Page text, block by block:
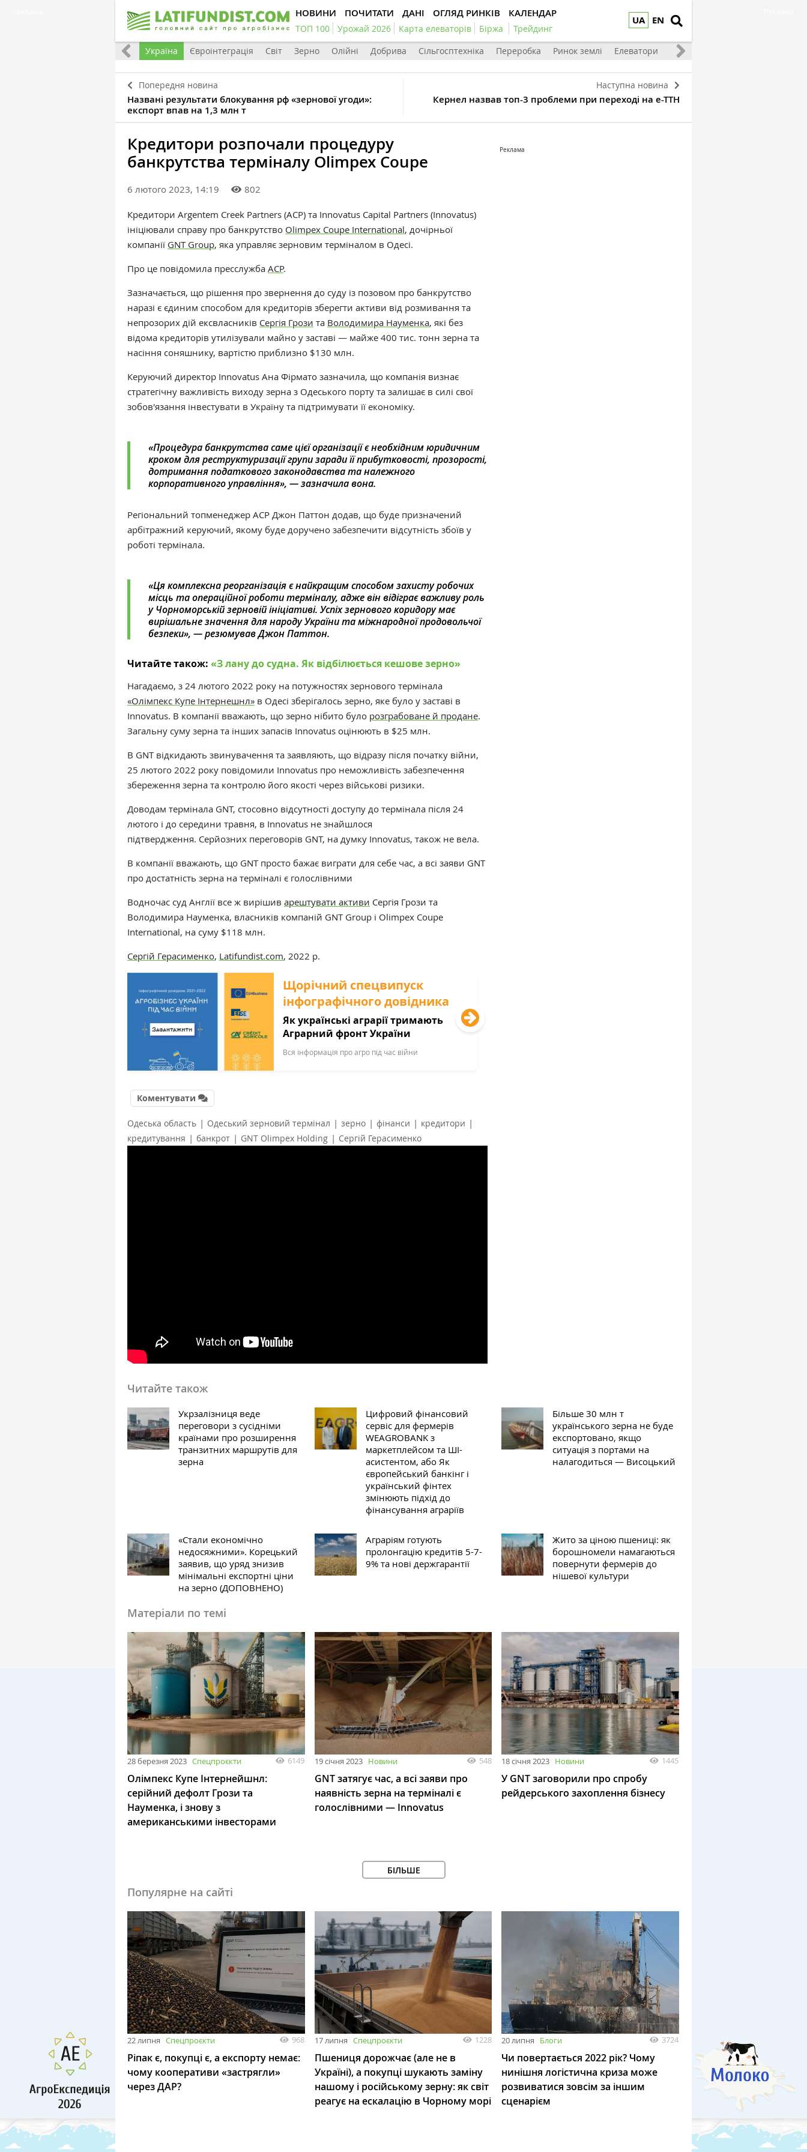
UA EN
НОВИНИ ПОЧИТАТИ ДАНІ ОГЛЯД РИНКІВ КАЛЕНДАР
ТОП 100 Урожай 2026 Карта елеваторів Біржа Трейдинг
Все Україна Євроінтеграція Світ Зерно Олійні Добрива Сільгосптехніка Переробка Ринок землі Елеватори Тваринництво
Попередня новина
Названі результати блокування рф «‎зернової угоди»‎:
експорт впав на 1,3 млн т
Наступна новина
Кернел назвав топ-3 проблеми при переході на е-ТТН
Кредитори розпочали процедуру
банкрутства терміналу Olimpex Coupe
6 лютого 2023, 14:19 802
Кредитори Argentem Creek Partners (ACP) та Innovatus Capital Partners (Innovatus)
ініціювали справу про банкрутство Olimpex Coupe International, дочірньої
компанії GNT Group, яка управляє зерновим терміналом в Одесі.
Про це повідомила пресслужба ACP.
Зазначається, що рішення про звернення до суду із позовом про банкрутство
наразі є єдиним способом для кредиторів зберегти активи від розмивання та
непрозорих дій ексвласників Сергія Грози та Володимира Науменка, які без
відома кредиторів утилізували майно у заставі — майже 400 тис. тонн зерна та
насіння соняшнику, вартістю приблизно $130 млн.
Керуючий директор Innovatus Ана Фірмато зазначила, що компанія визнає
стратегічну важливість виходу зерна з Одеського порту та залишає в силі свої
зобов'язання інвестувати в Україну та підтримувати її економіку.
«‎Процедура банкрутства саме цієї організації є необхідним юридичним
кроком для реструктуризації групи заради її прибутковості, прозорості,
дотримання податкового законодавства та належного
корпоративного управління», — зазначила вона.
Регіональний топменеджер ACP Джон Паттон додав, що буде призначений
арбітражний керуючий, якому буде доручено забезпечити відсутність збоїв у
роботі термінала.
«Ця комплексна реорганізація є найкращим способом захисту робочих
місць та операційної роботи терміналу, адже він відіграє важливу роль
у Чорноморській зерновій ініціативі. Успіх зернового коридору має
вирішальне значення для народу України та міжнародної продовольчої
безпеки‎», — резюмував Джон Паттон.
Читайте також: «‎З лану до судна. Як відбілюється кешове зерно»‎
Нагадаємо, з 24 лютого 2022 року на потужностях зернового термінала
«Олімпекс Купе Інтернешнл» в Одесі зберігалось зерно, яке було у заставі в
Innovatus. В компанії вважають, що зерно нібито було розграбоване й продане.
Загальну суму зерна та інших запасів Innovatus оцінюють в $25 млн.
В GNT відкидають звинувачення та заявляють, що відразу після початку війни,
25 лютого 2022 року повідомили Innovatus про неможливість забезпечення
збереження зерна та контролю його якості через військові ризики.
Доводам термінала GNT, стосовно відсутності доступу до термінала після 24
лютого і до середини травня, в Innovatus не знайшлося
підтвердження. Серйозних переговорів GNT, на думку Innovatus, також не вела.
В компанії вважають, що GNT просто бажає виграти для себе час, а всі заяви GNT
про достатність зерна на терміналі є голослівними
Водночас суд Англії все ж вирішив арештувати активи Сергія Грози та
Володимира Науменка, власників компаній GNT Group і Olimpex Coupe
International, на суму $118 млн.
Сергій Герасименко, Latifundist.com, 2022 р.
Щорічний спецвипуск
інфографічного довідника
Як українські аграрії тримають
Аграрний фронт України
Вся інформація про агро під час війни
Коментувати
Одеська область | Одеський зерновий термінал | зерно | фінанси | кредитори |
кредитування | банкрот | GNT Olimpex Holding | Сергій Герасименко
Реклама
Читайте також
Укрзалізниця веде
переговори з сусідніми
країнами про розширення
транзитних маршрутів для
зерна
Цифровий фінансовий
сервіс для фермерів
WEAGROBANK з
маркетплейсом та ШІ-
асистентом, або Як
європейський банкінг і
український фінтех
змінюють підхід до
фінансування аграріїв
Більше 30 млн т
українського зерна не буде
експортовано, якщо
ситуація з портами на
налагодиться — Висоцький
«Стали економічно
недосяжними». Корецький
заявив, що уряд знизив
мінімальні експортні ціни
на зерно (ДОПОВНЕНО)
Аграріям готують
пролонгацію кредитів 5-7-
9% та нові держгарантії
Жито за ціною пшениці: як
борошномели намагаються
повернути фермерів до
нішевої культури
Матеріали по темі
28 березня 2023 Спецпроєкти 6149
Олімпекс Купе Інтернейшнл:
серійний дефолт Грози та
Науменка, і знову з
американськими інвесторами
19 січня 2023 Новини 548
GNT затягує час, а всі заяви про
наявність зерна на терміналі є
голослівними — Innovatus
18 січня 2023 Новини 1445
У GNT заговорили про спробу
рейдерського захоплення бізнесу
БІЛЬШЕ
Популярне на сайті
22 липня Спецпроєкти 968
Ріпак є, покупці є, а експорту немає:
чому кооперативи «застрягли»
через ДАР?
17 липня Спецпроєкти 1228
Пшениця дорожчає (але не в
Україні), а покупці шукають заміну
нашому і російському зерну: як світ
реагує на ескалацію в Чорному морі
20 липня Блоги 3724
Чи повертається 2022 рік? Чому
нинішня логістична криза може
розвиватися зовсім за іншим
сценарієм